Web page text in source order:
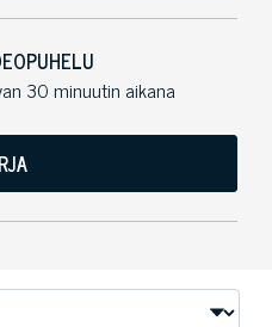
30 minuutin aikana